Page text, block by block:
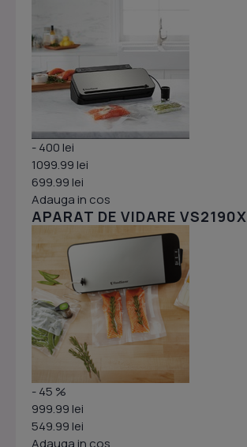
- 400 lei
1099.99 lei
699.99 lei
Adauga in cos
APARAT DE VIDARE VS2190X
- 45 %
999.99 lei
549.99 lei
Adauga in cos